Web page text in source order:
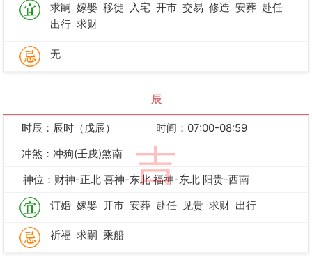
求嗣 嫁娶 移徙 入宅 开市 交易 修造 安葬 赴任
出行 求财
无
辰
吉
时辰：辰时（戊辰）
时间：07:00-08:59
冲煞：冲狗(壬戌)煞南
神位：财神-正北 喜神-东北 福神-东北 阳贵-西南
订婚 嫁娶 开市 安葬 赴任 见贵 求财 出行
祈福 求嗣 乘船